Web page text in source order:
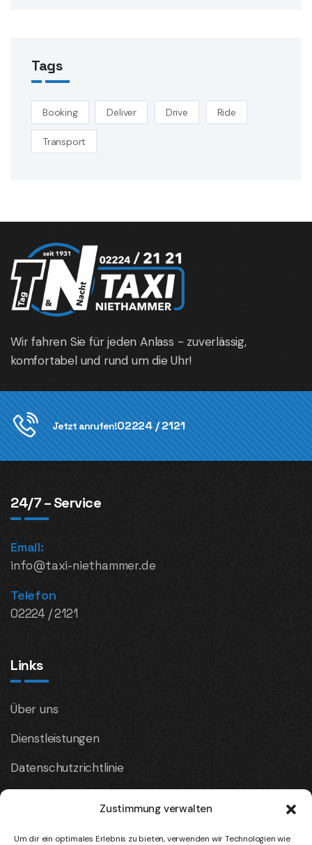
Zustimmung verwalten
Um dir ein optimales Erlebnis zu bieten, verwenden wir Technologien wie
Tags
Booking Deliver Drive Ride
Transport
Wir fahren Sie für jeden Anlass - zuverlässig,
komfortabel und rund um die Uhr!
Jetzt anrufen!02224 / 2121
24/7 – Service
Email:
info@taxi-niethammer.de
Telefon
02224 / 2121
Links
Über uns
Dienstleistungen
Datenschutzrichtlinie